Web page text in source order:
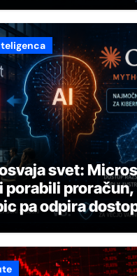
svet:
porabili proračun,
pa odpira
najmočnejšega AI-